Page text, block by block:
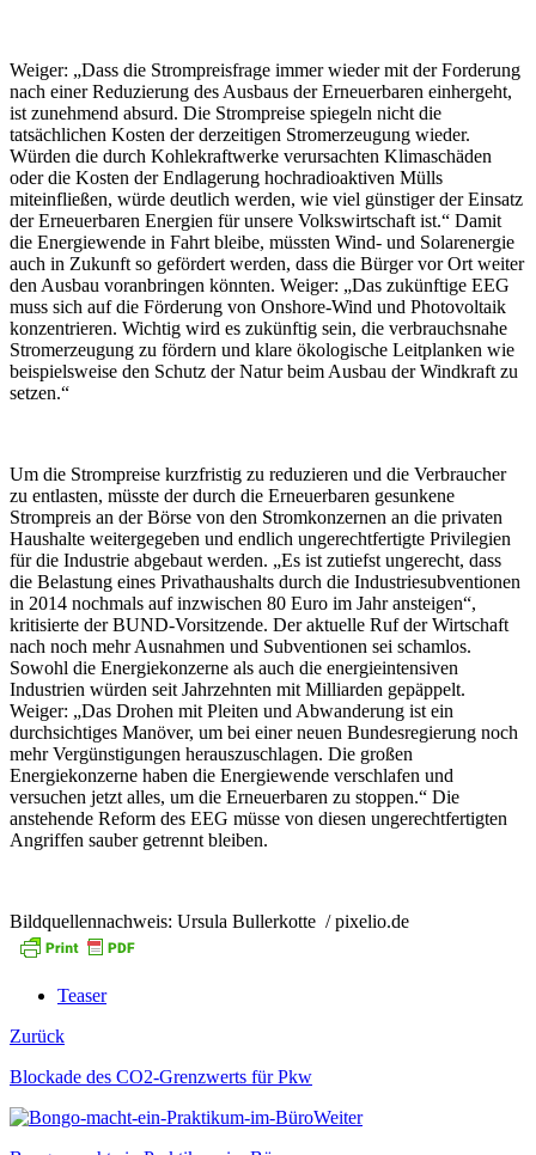
Weiger: „Dass die Strompreisfrage immer wieder mit der Forderung
nach einer Reduzierung des Ausbaus der Erneuerbaren einhergeht,
ist zunehmend absurd. Die Strompreise spiegeln nicht die
tatsächlichen Kosten der derzeitigen Stromerzeugung wieder.
Würden die durch Kohlekraftwerke verursachten Klimaschäden
oder die Kosten der Endlagerung hochradioaktiven Mülls
miteinfließen, würde deutlich werden, wie viel günstiger der Einsatz
der Erneuerbaren Energien für unsere Volkswirtschaft ist.“ Damit
die Energiewende in Fahrt bleibe, müssten Wind- und Solarenergie
auch in Zukunft so gefördert werden, dass die Bürger vor Ort weiter
den Ausbau voranbringen könnten. Weiger: „Das zukünftige EEG
muss sich auf die Förderung von Onshore-Wind und Photovoltaik
konzentrieren. Wichtig wird es zukünftig sein, die verbrauchsnahe
Stromerzeugung zu fördern und klare ökologische Leitplanken wie
beispielsweise den Schutz der Natur beim Ausbau der Windkraft zu
setzen.“
Um die Strompreise kurzfristig zu reduzieren und die Verbraucher
zu entlasten, müsste der durch die Erneuerbaren gesunkene
Strompreis an der Börse von den Stromkonzernen an die privaten
Haushalte weitergegeben und endlich ungerechtfertigte Privilegien
für die Industrie abgebaut werden. „Es ist zutiefst ungerecht, dass
die Belastung eines Privathaushalts durch die Industriesubventionen
in 2014 nochmals auf inzwischen 80 Euro im Jahr ansteigen“,
kritisierte der BUND-Vorsitzende. Der aktuelle Ruf der Wirtschaft
nach noch mehr Ausnahmen und Subventionen sei schamlos.
Sowohl die Energiekonzerne als auch die energieintensiven
Industrien würden seit Jahrzehnten mit Milliarden gepäppelt.
Weiger: „Das Drohen mit Pleiten und Abwanderung ist ein
durchsichtiges Manöver, um bei einer neuen Bundesregierung noch
mehr Vergünstigungen herauszuschlagen. Die großen
Energiekonzerne haben die Energiewende verschlafen und
versuchen jetzt alles, um die Erneuerbaren zu stoppen.“ Die
anstehende Reform des EEG müsse von diesen ungerechtfertigten
Angriffen sauber getrennt bleiben.
Bildquellennachweis: Ursula Bullerkotte / pixelio.de
Teaser
Zurück
Blockade des CO2-Grenzwerts für Pkw
Weiter